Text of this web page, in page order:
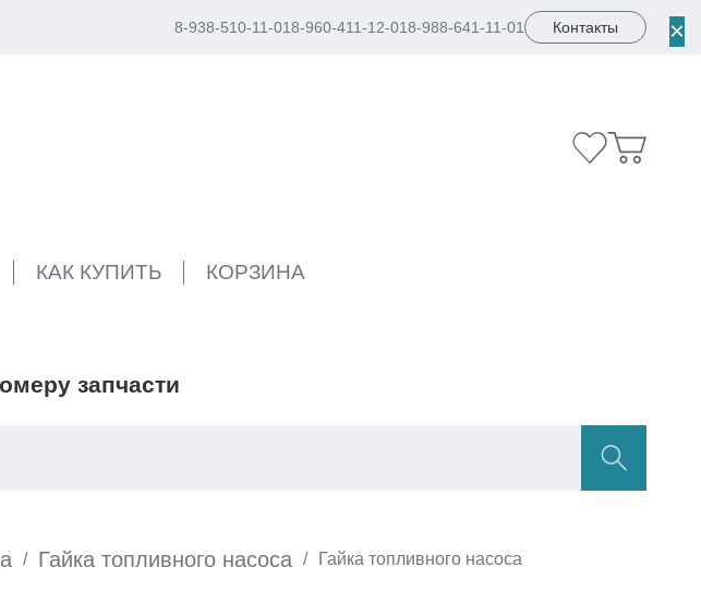
8-938-510-11-018-960-411-12-018-988-641-11-01 Контакты
КАК КУПИТЬ КОРЗИНА
×
запчасти
/ Гайка топливного насоса / Гайка топливного насоса